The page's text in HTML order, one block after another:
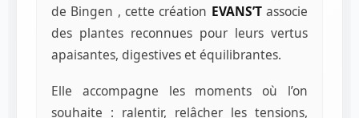
de Bingen , cette création EVANS’Tassocie
des plantes reconnues pour leurs vertus
apaisantes, digestives et équilibrantes.
Elle accompagne les moments où l’on
souhaite : ralentir, relâcher les tensions,